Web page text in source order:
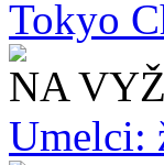
Tokyo
NA
Umelci: